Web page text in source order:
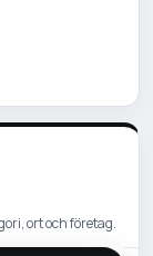
ort och företag.